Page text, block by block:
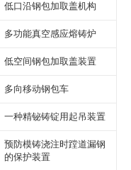
低口沿钢包加取盖机构
多功能真空感应熔铸炉
低空间钢包加取盖装置
多向移动钢包车
一种精铋铸锭用起吊装置
预防模铸浇注时蹚道漏钢
的保护装置